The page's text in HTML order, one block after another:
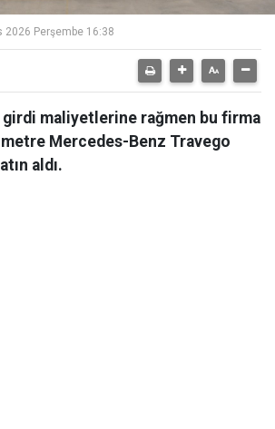
2026 Perşembe 16:38
girdi maliyetlerine rağmen bu firma
Mercedes-Benz Travego
aldı.